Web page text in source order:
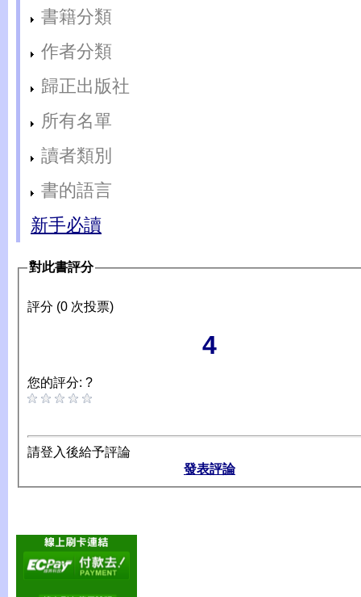
書籍分類
作者分類
歸正出版社
所有名單
讀者類別
書的語言
新手必讀
對此書評分
評分 (0 次投票)
4
您的評分: ?
請登入後給予評論
發表評論